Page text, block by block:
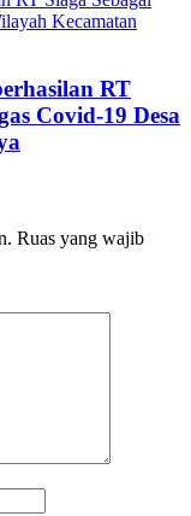
RT
Covid-19 Desa
Ruas yang wajib